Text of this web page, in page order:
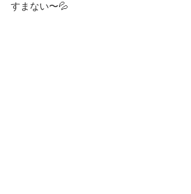
すまない〜💦